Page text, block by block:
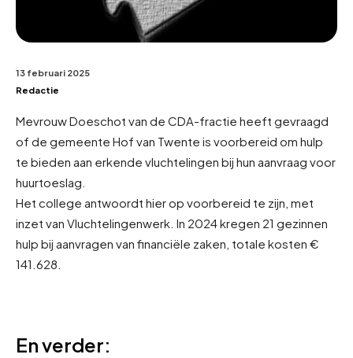
13 februari 2025
Redactie
Mevrouw Doeschot van de CDA-fractie heeft gevraagd
of de gemeente Hof van Twente is voorbereid om hulp
te bieden aan erkende vluchtelingen bij hun aanvraag voor
huurtoeslag.
Het college antwoordt hier op voorbereid te zijn, met
inzet van Vluchtelingenwerk. In 2024 kregen 21 gezinnen
hulp bij aanvragen van financiële zaken, totale kosten €
141.628.
En verder: